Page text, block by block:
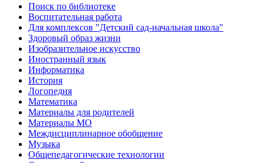
Поиск по библиотеке
Воспитательная работа
Для комплексов "Детский сад-начальная школа"
Здоровый образ жизни
Изобразительное искусство
Иностранный язык
Информатика
История
Логопедия
Математика
Материалы для родителей
Материалы МО
Междисциплинарное обобщение
Музыка
Общепедагогические технологии